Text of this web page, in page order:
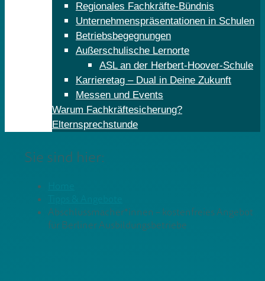
Regionales Fachkräfte-Bündnis
Unternehmenspräsentationen in Schulen
Betriebsbegegnungen
Außerschulische Lernorte
ASL an der Herbert-Hoover-Schule
Karrieretag – Dual in Deine Zukunft
Messen und Events
Warum Fachkräftesicherung?
Elternsprechstunde
Sie sind hier:
Abschlussmacher*innen – kostenfreies Angebot
für Berliner Ausbildungsbetriebe